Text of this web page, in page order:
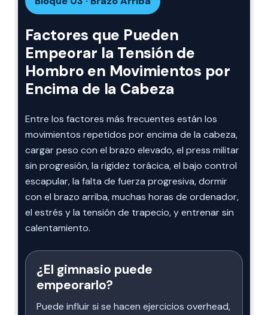
Factores que Pueden
Empeorar la Tensión de
Hombro en Movimientos por
Encima de la Cabeza
Entre los factores más frecuentes están los
movimientos repetidos por encima de la cabeza,
cargar peso con el brazo elevado, el press militar
sin progresión, la rigidez torácica, el bajo control
escapular, la falta de fuerza progresiva, dormir
con el brazo arriba, muchas horas de ordenador,
el estrés y la tensión de trapecio, y entrenar sin
calentamiento.
¿El gimnasio puede
empeorarlo?
Puede influir si se hacen ejercicios overhead,